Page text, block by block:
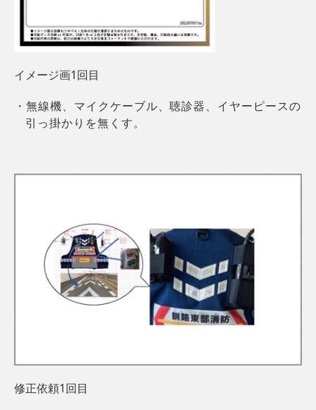
イメージ画1回目
・無線機、マイクケーブル、聴診器、イヤーピースの
引っ掛かりを無くす。
修正依頼1回目